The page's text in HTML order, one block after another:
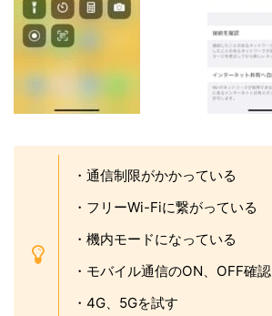
・通信制限がかかっている
・フリーWi-Fiに繋がっている
・機内モードになっている
・モバイル通信のON、OFF確認
・4G、5Gを試す